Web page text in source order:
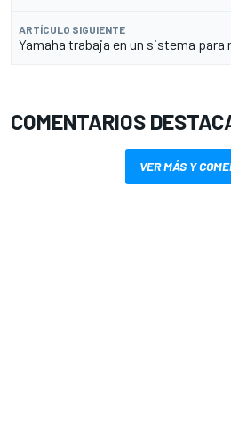
ARTÍCULO SIGUIENTE
Yamaha trabaja en un sistema para
COMENTARIOS
VER MÁS Y